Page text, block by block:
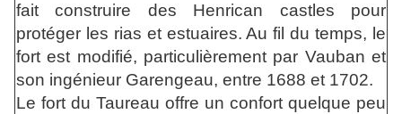
fait construire des Henrican castles pour
protéger les rias et estuaires. Au fil du temps, le
fort est modifié, particulièrement par Vauban et
son ingénieur Garengeau, entre 1688 et 1702.
Le fort du Taureau offre un confort quelque peu